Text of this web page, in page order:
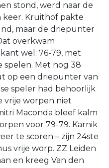
stond, werd naar de
keer. Kruithof pakte
maar de driepunter
overkwam
wel: 76-79, met
Met nog 38
op een driepunter van
speler had behoorlijk
vrije worpen niet
Maconda bleef kalm
voor 79-79. Karnik
te scoren – zijn 24ste
vrije worp. ZZ Leiden
en kreeg Van den